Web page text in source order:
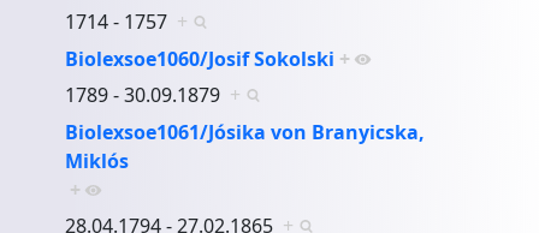
1714 - 1757 +
Biolexsoe1060/Josif Sokolski +
1789 - 30.09.1879 +
Biolexsoe1061/Jósika von Branyicska,
Miklós
+
28.04.1794 - 27.02.1865 +